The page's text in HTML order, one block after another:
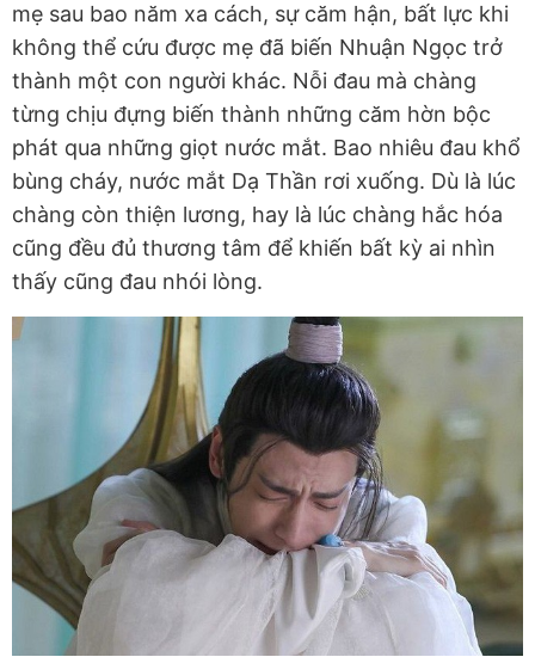
mẹ sau bao năm xa cách, sự căm hận, bất lực khi
không thể cứu được mẹ đã biến Nhuận Ngọc trở
thành một con người khác. Nỗi đau mà chàng
từng chịu đựng biến thành những căm hờn bộc
phát qua những giọt nước mắt. Bao nhiêu đau khổ
bùng cháy, nước mắt Dạ Thần rơi xuống. Dù là lúc
chàng còn thiện lương, hay là lúc chàng hắc hóa
cũng đều đủ thương tâm để khiến bất kỳ ai nhìn
thấy cũng đau nhói lòng.